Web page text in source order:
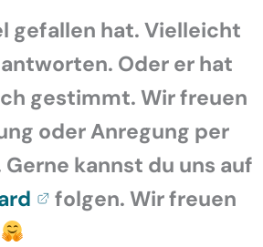
gefallen hat. Vielleicht
Oder er hat
gestimmt. Wir freuen
oder Anregung per
kannst du uns auf
folgen. Wir freuen